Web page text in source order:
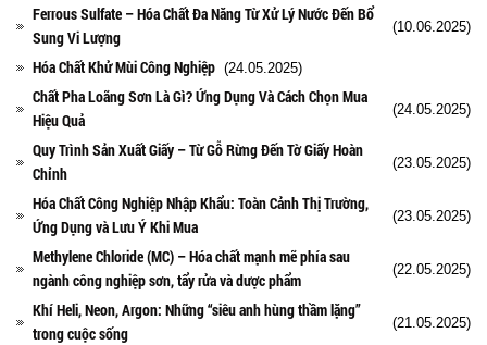
Ferrous Sulfate – Hóa Chất Đa Năng Từ Xử Lý Nước Đến Bổ
Sung Vi Lượng
(10.06.2025)
Hóa Chất Khử Mùi Công Nghiệp (24.05.2025)
Chất Pha Loãng Sơn Là Gì? Ứng Dụng Và Cách Chọn Mua
Hiệu Quả
(24.05.2025)
Quy Trình Sản Xuất Giấy – Từ Gỗ Rừng Đến Tờ Giấy Hoàn
Chỉnh
(23.05.2025)
Hóa Chất Công Nghiệp Nhập Khẩu: Toàn Cảnh Thị Trường,
Ứng Dụng và Lưu Ý Khi Mua
(23.05.2025)
Methylene Chloride (MC) – Hóa chất mạnh mẽ phía sau
ngành công nghiệp sơn, tẩy rửa và dược phẩm
(22.05.2025)
Khí Heli, Neon, Argon: Những “siêu anh hùng thầm lặng”
trong cuộc sống
(21.05.2025)